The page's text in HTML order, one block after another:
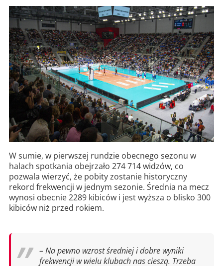
W sumie, w pierwszej rundzie obecnego sezonu w
halach spotkania obejrzało 274 714 widzów, co
pozwala wierzyć, że pobity zostanie historyczny
rekord frekwencji w jednym sezonie. Średnia na mecz
wynosi obecnie 2289 kibiców i jest wyższa o blisko 300
kibiców niż przed rokiem.
– Na pewno wzrost średniej i dobre wyniki
frekwencji w wielu klubach nas cieszą. Trzeba